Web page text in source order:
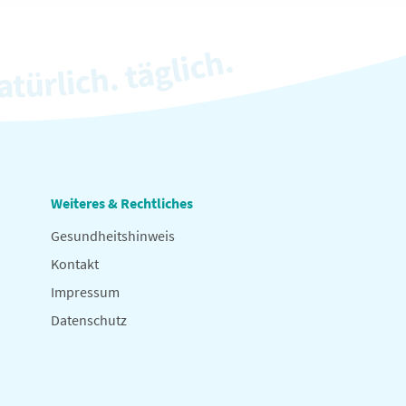
Weiteres & Rechtliches
Gesundheitshinweis
Kontakt
Impressum
Datenschutz